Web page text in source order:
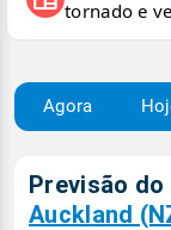
tornado e
Agora
Previsão do
Auckland